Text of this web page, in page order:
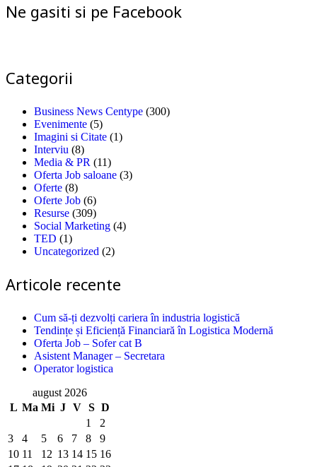
Ne gasiti si pe Facebook
Categorii
Business News Centype (300)
Evenimente (5)
Imagini si Citate (1)
Interviu (8)
Media & PR (11)
Oferta Job saloane (3)
Oferte (8)
Oferte Job (6)
Resurse (309)
Social Marketing (4)
TED (1)
Uncategorized (2)
Articole recente
Cum să-ți dezvolți cariera în industria logistică
Tendințe și Eficiență Financiară în Logistica Modernă
Oferta Job – Sofer cat B
Asistent Manager – Secretara
Operator logistica
august 2026
L Ma Mi J V S D
1
2
3
4 5 6 7 8
9
10 11 12 13 14 15 16